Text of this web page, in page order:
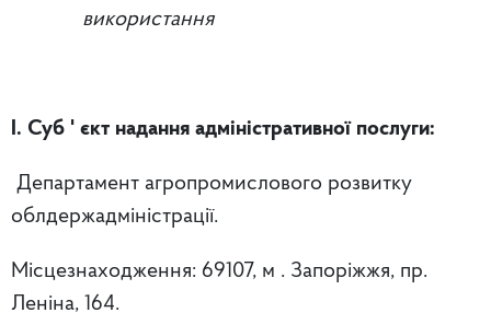
використання
І. Суб ' єкт надання адміністративної послуги:
Департамент агропромислового розвитку
облдержадміністрації.
Місцезнаходження: 69107, м . Запоріжжя, пр.
Леніна, 164.